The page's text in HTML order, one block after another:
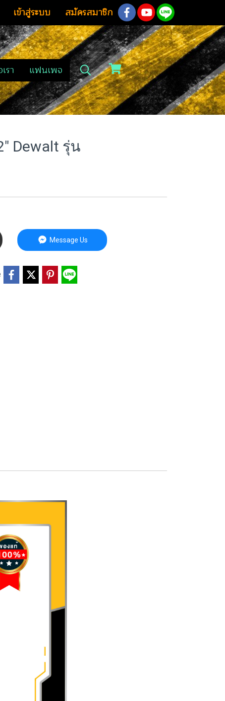
เข้าสู่ระบบ สมัครสมาชิก
รา แฟนเพจ
Dewalt รุ่น
Message Us